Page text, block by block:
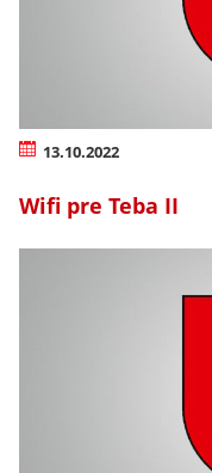
13.10.2022
Wifi pre Teba II